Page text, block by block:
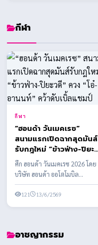
กีฬา
กีฬา
“ฮอนด้า วันเมคเรซ”
สนามแรกเปิดฉากสุดมันส์
รับกฎใหม่ “ข้าวฟ่าง-ปิยะ
วดี” ควง “โอ๋-อานนท์”
คว้าดับเบิ้ลแชมป์
ศึก ฮอนด้า วันเมคเรซ 2026 โดย
บริษัท ฮอนด้า ออโตโมบิล
(ประเทศไทย) จำกัด ร่วมกับ
บริษัท กรังด์ปรีซ์ ...
121 13/6/2569
อาชญากรรม